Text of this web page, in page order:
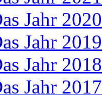
Jahr 2020
Jahr 2019
Jahr 2018
Jahr 2017